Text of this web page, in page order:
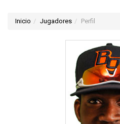
Inicio Jugadores Perfil